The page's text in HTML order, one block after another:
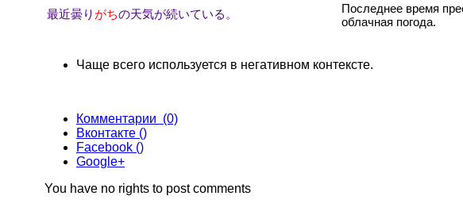
最近曇り がちの天気が続いている。
Последнее время
облачная погода.
Чаще всего используется в негативном контексте.
Комментарии (0)
Вконтакте ()
Facebook ()
Google+
You have no rights to post comments